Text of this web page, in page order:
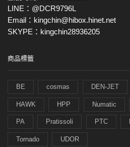
LINE：@DCR9796L
Email：kingchin@hibox.hinet.net
SKYPE：kingchin28936205
商品標籤
BE cosmas DEN-JET
HAWK HPP Numatic
PA Pratissoli PTC
Tornado UDOR